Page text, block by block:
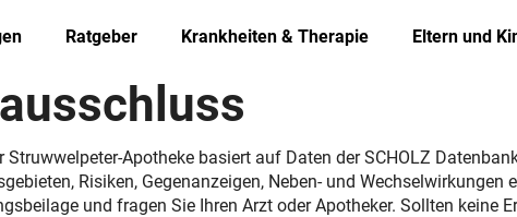
vor Ort!
Ratgeber Krankheiten & Therapie Eltern und
Geburt und
Struwwelpeter-Apotheke basiert auf Daten der SCHOLZ
Risiken, Gegenanzeigen, Neben- und
und fragen Sie Ihren Arzt oder Apotheker. Sollten keine